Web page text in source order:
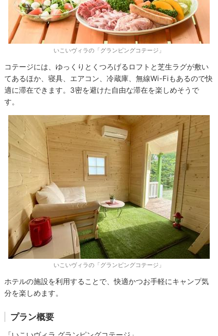
いこいヴィラの「グランピングコテージ」
コテージには、ゆっくりとくつろげるロフトと芝生ラグが敷い
てあるほか、寝具、エアコン、冷蔵庫、無線Wi-Fiもあるので快
適に滞在できます。3密を避けた自由な滞在を楽しめそうで
す。
いこいヴィラの「グランピングコテージ」
ホテルの施設を利用することで、快適かつお手軽にキャンプ気
分を楽しめます。
プラン概要